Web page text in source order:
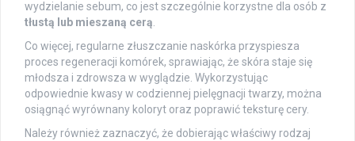
wydzielanie sebum, co jest szczególnie korzystne dla osób z
tłustą lub mieszaną cerą.
Co więcej, regularne złuszczanie naskórka przyspiesza
proces regeneracji komórek, sprawiając, że skóra staje się
młodsza i zdrowsza w wyglądzie. Wykorzystując
odpowiednie kwasy w codziennej pielęgnacji twarzy, można
osiągnąć wyrównany koloryt oraz poprawić teksturę cery.
Należy również zaznaczyć, że dobierając właściwy rodzaj